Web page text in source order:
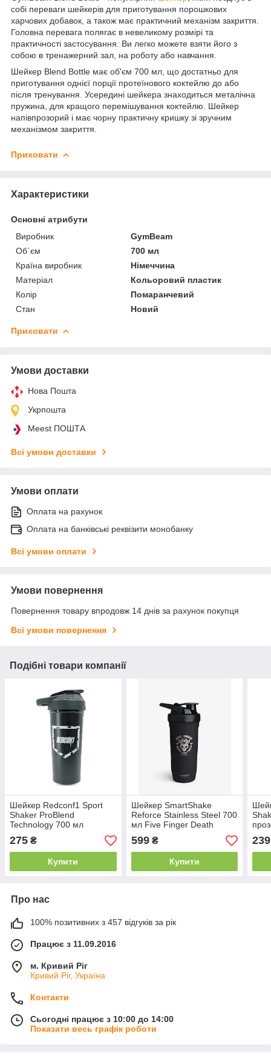
собі переваги шейкерів для приготування порошкових
харчових добавок, а також має практичний механізм закриття.
Головна перевага полягає в невеликому розмірі та
практичності застосування. Ви легко можете взяти його з
собою в тренажерний зал, на роботу або навчання.
Шейкер Blend Bottle має об'єм 700 мл, що достатньо для
приготування однієї порції протеїнового коктейлю до або
після тренування. Усередині шейкера знаходиться металічна
пружина, для кращого перемішування коктейлю. Шейкер
напівпрозорий і має чорну практичну кришку зі зручним
механізмом закриття.
Приховати
Характеристики
Основні атрибути
Виробник
GymBeam
Об`єм
700 мл
Країна виробник
Німеччина
Матеріал
Кольоровий пластик
Колір
Помаранчевий
Стан
Новий
Приховати
Умови доставки
Нова Пошта
Укрпошта
Meest ПОШТА
Всі умови доставки
Умови оплати
Оплата на рахунок
Оплата на банківські реквізити монобанку
Всі умови оплати
Умови повернення
Повернення товару впродовж 14 днів за рахунок покупця
Всі умови повернення
Подібні товари компанії
Шейкер Redconf1 Sport
Shaker ProBlend
Technology 700 мл
275 ₴
Купити
Шейкер SmartShake
Reforce Stainless Steel 700
мл Five Finger Death
Punch Knucklehead
599₴
Купити
239
Про нас
100% позитивних з 457 відгуків за рік
Працює з 11.09.2016
м. Кривий Ріг
Кривий Ріг, Україна
Контакти
Сьогодні працює з 10:00 до 14:00
Показати весь графік роботи